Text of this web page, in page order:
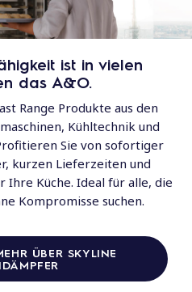
ist in vielen
das A&O.
Range Produkte aus den
Kühltechnik und
Sie von sofortiger
kurzen Lieferzeiten und
Küche. Ideal für alle, die
Kompromisse suchen.
ÜBER SKYLINE